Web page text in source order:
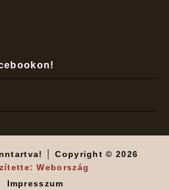
│ Copyright © 2026
Webország
Impresszum